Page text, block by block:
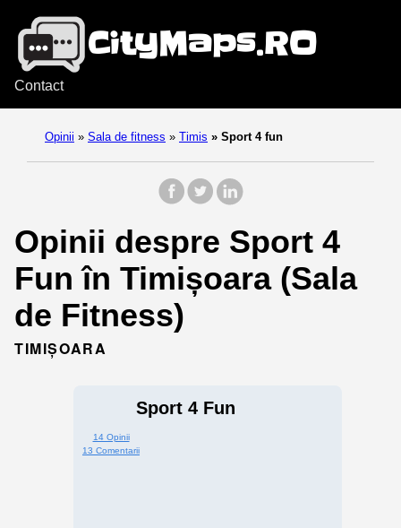
Contact
Opinii » Sala de fitness » Timis » Sport 4 fun
Opinii despre Sport 4
Fun în Timișoara (Sala
de Fitness)
TIMIȘOARA
Sport 4 Fun
14 Opinii
13 Comentarii